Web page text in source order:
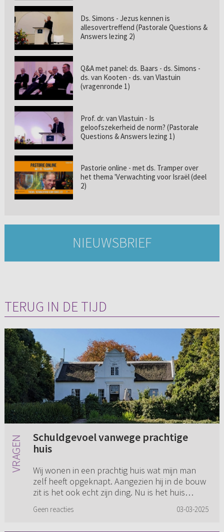
Ds. Simons - Jezus kennen is
allesovertreffend (Pastorale Questions &
Answers lezing 2)
Q&A met panel: ds. Baars - ds. Simons -
ds. van Kooten - ds. van Vlastuin
(vragenronde 1)
Prof. dr. van Vlastuin - Is
geloofszekerheid de norm? (Pastorale
Questions & Answers lezing 1)
Pastorie online - met ds. Tramper over
het thema 'Verwachting voor Israël (deel
2)
NIEUWSBRIEF
TERUG IN DE TIJD
Schuldgevoel vanwege prachtige
huis
Wij wonen in een prachtig huis wat mijn man
zelf heeft opgeknapt. Aangezien hij in de bouw
zit is het ook echt zijn ding. Nu is het huis
laatste tijd best wel...
Geen reacties 03-03-2025